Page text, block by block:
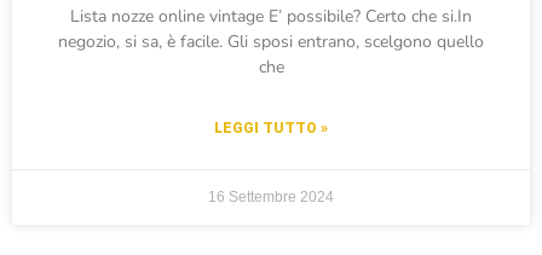
Lista nozze online vintage E’ possibile? Certo che si.In
negozio, si sa, è facile. Gli sposi entrano, scelgono quello
che
LEGGI TUTTO »
16 Settembre 2024